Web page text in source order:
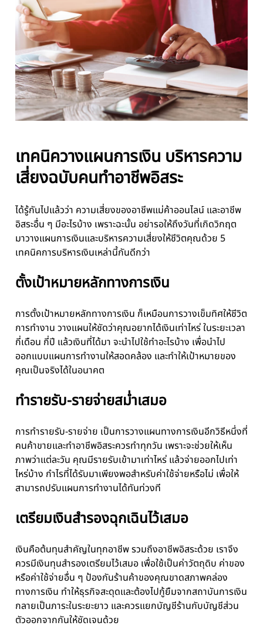
เทคนิควางแผนการเงิน บริหารความ
เสี่ยงฉบับคนทำอาชีพอิสระ
ได้รู้กันไปแล้วว่า ความเสี่ยงของอาชีพแม่ค้าออนไลน์ และอาชีพ
อิสระอื่น ๆ มีอะไรบ้าง เพราะฉะนั้น อย่ารอให้ถึงวันที่เกิดวิกฤต
มาวางแผนการเงินและบริหารความเสี่ยงให้ชีวิตคุณด้วย 5
เทคนิคการบริหารเงินเหล่านี้กันดีกว่า
ตั้งเป้าหมายหลักทางการเงิน
การตั้งเป้าหมายหลักทางการเงิน ก็เหมือนการวางเข็มทิศให้ชีวิต
การทำงาน วางแผนให้ชัดว่าคุณอยากได้เงินเท่าไหร่ ในระยะเวลา
กี่เดือน กี่ปี แล้วเงินที่ได้มา จะนำไปใช้ทำอะไรบ้าง เพื่อนำไป
ออกแบบแผนการทำงานให้สอดคล้อง และทำให้เป้าหมายของ
คุณเป็นจริงได้ในอนาคต
ทำรายรับ-รายจ่ายสม่ำเสมอ
การทำรายรับ-รายจ่าย เป็นการวางแผนทางการเงินอีกวิธีหนึ่งที่
คนค้าขายและทำอาชีพอิสระควรทำทุกวัน เพราะจะช่วยให้เห็น
ภาพว่าแต่ละวัน คุณมีรายรับเข้ามาเท่าไหร่ แล้วจ่ายออกไปเท่า
ไหร่บ้าง กำไรที่ได้รับมาเพียงพอสำหรับค่าใช้จ่ายหรือไม่ เพื่อให้
สามารถปรับแผนการทำงานได้ทันท่วงที
เตรียมเงินสำรองฉุกเฉินไว้เสมอ
เงินคือต้นทุนสำคัญในทุกอาชีพ รวมถึงอาชีพอิสระด้วย เราจึง
ควรมีเงินทุนสำรองเตรียมไว้เสมอ เพื่อใช้เป็นค่าวัตถุดิบ ค่าของ
หรือค่าใช้จ่ายอื่น ๆ ป้องกันร้านค้าของคุณขาดสภาพคล่อง
ทางการเงิน ทำให้ธุรกิจสะดุดและต้องไปกู้ยืมจากสถาบันการเงิน
กลายเป็นภาระในระยะยาว และควรแยกบัญชีร้านกับบัญชีส่วน
ตัวออกจากกันให้ชัดเจนด้วย